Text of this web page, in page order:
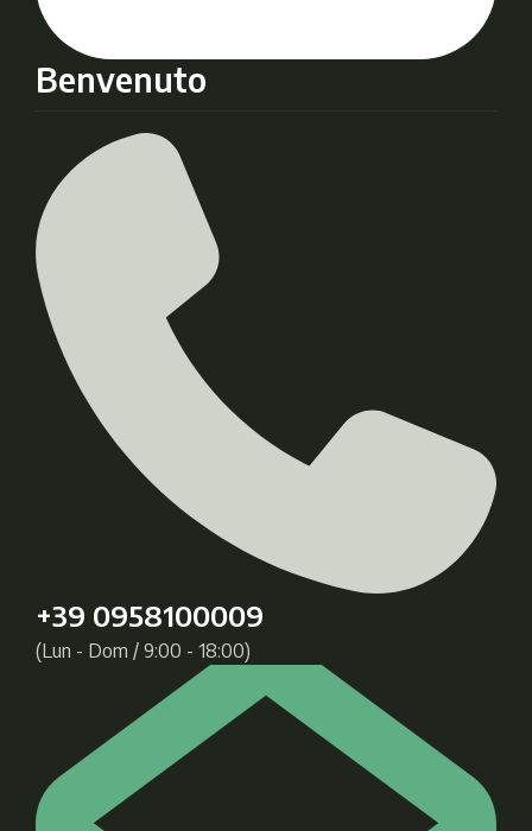
Benvenuto
+39 0958100009
(Lun - Dom / 9:00 - 18:00)